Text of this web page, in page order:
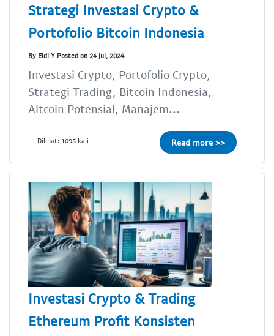
Strategi Investasi Crypto &
Portofolio Bitcoin Indonesia
By Eldi Y Posted on 24 Jul, 2024
Investasi Crypto, Portofolio Crypto,
Strategi Trading, Bitcoin Indonesia,
Altcoin Potensial, Manajem...
Dilihat: 1095 kali Read more >>
Investasi Crypto & Trading
Ethereum Profit Konsisten